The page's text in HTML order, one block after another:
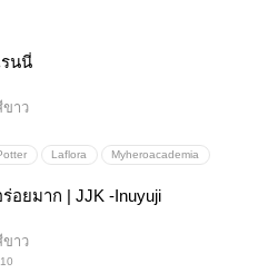
นนี่
ขาว
Laflora Myheroacademia
อยมาก | JJK -Inuyuji
ขาว
10